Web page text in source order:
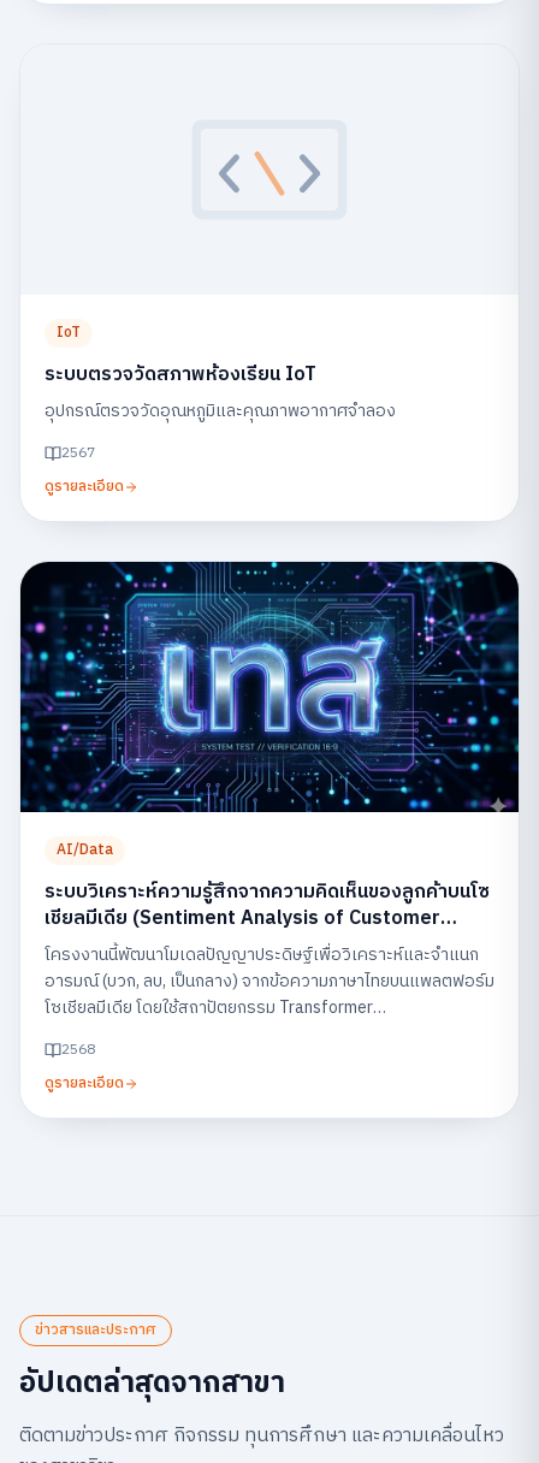
IoT
ระบบตรวจวัดสภาพห้องเรียน IoT
อุปกรณ์ตรวจวัดอุณหภูมิและคุณภาพอากาศจำลอง
2567
ดูรายละเอียด
AI/Data
ระบบวิเคราะห์ความรู้สึกจากความคิดเห็นของลูกค้าบนโซ
เชียลมีเดีย (Sentiment Analysis of Customer
Feedback on Social Media)
โครงงานนี้พัฒนาโมเดลปัญญาประดิษฐ์เพื่อวิเคราะห์และจำแนก
อารมณ์ (บวก, ลบ, เป็นกลาง) จากข้อความภาษาไทยบนแพลตฟอร์ม
โซเชียลมีเดีย โดยใช้สถาปัตยกรรม Transformer
ธุรกิจสามารถเข้าใจเสียงตอบรับของลูกค้าและนำไปปรับปรุง
บริการได้อย่างรวดเร็ว
2568
ดูรายละเอียด
ข่าวสารและประกาศ
อัปเดตล่าสุดจากสาขา
ติดตามข่าวประกาศ กิจกรรม ทุนการศึกษา และความเคลื่อนไหว